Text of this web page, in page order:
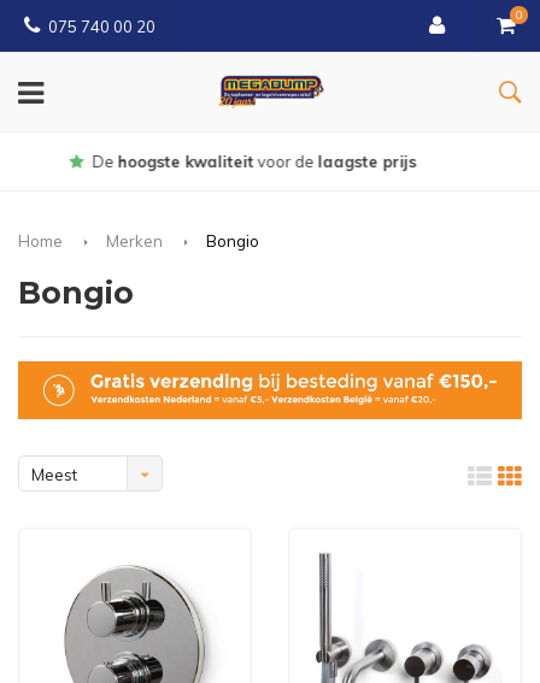
075 740 00 20
0
Gratisbezorgd vanaf € 150
Home Merken Bongio
Bongio
Meest